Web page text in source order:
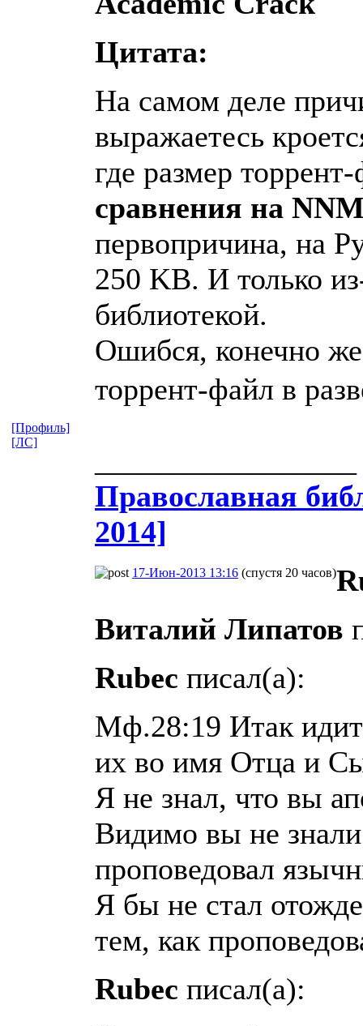
Цитата:
На самом деле
выражаетесь
где размер
сравнения на
первопричина, на
250 KB. И только
библиотекой.
Ошибся, конечно
торрент-файл в
Православная​
2014]
[Профиль]
[ЛС]
17-Июн-2013 13:16 (спустя 20 часов)
Виталий Липатов
Rubec писал(а):
Мф.28:19 Итак
их во имя Отца и
Я не знал, что вы
Видимо вы не
проповедовал
Я бы не стал
тем, как
Rubec писал(а):